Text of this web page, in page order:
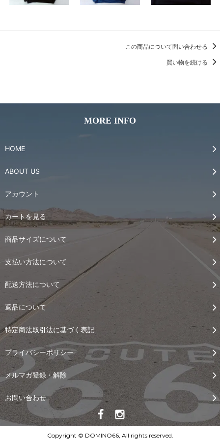
この商品について問い合わせる
買い物を続ける
MORE INFO
HOME
ABOUT US
アカウント
カートを見る
商品サイズについて
支払い方法について
配送方法について
返品について
特定商法取引法に基づく表記
プライバシーポリシー
メルマガ登録・解除
お問い合わせ
Copyright © DOMINO66, All rights reserved.